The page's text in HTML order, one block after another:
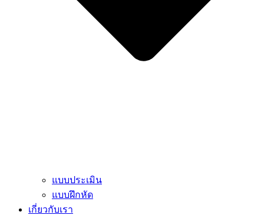
แบบประเมิน
แบบฝึกหัด
เกี่ยวกับเรา